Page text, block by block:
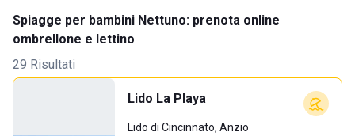
Spiagge per bambini Nettuno: prenota online
ombrellone e lettino
29 Risultati
Lido La Playa
Lido di Cincinnato, Anzio